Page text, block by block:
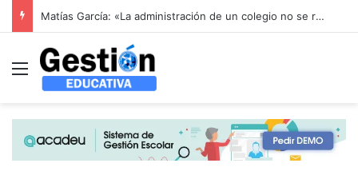
Alerta en la educación infantil española: las patronales advierten que la reducción drástica de ratios sin financiación aboca al colapso del sector de 0 a 3 años
Menú